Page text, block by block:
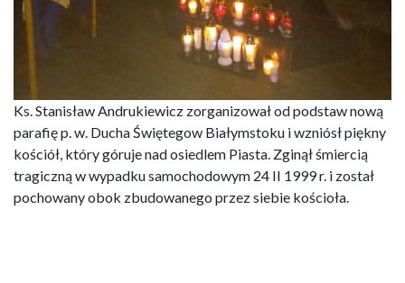
Ks. Stanisław Andrukiewicz zorganizował od podstaw nową
parafię p. w. Ducha Świętegow Białymstoku i wzniósł piękny
kościół, który góruje nad osiedlem Piasta. Zginął śmiercią
tragiczną w wypadku samochodowym 24 II 1999 r. i został
pochowany obok zbudowanego przez siebie kościoła.